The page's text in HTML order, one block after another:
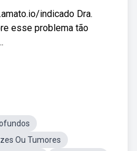
indicado Dra.
esse problema tão
Ou Tumores